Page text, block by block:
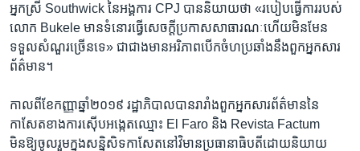
អ្នក​ស្រី Southwick នៃ​អង្គការ​ CPJ ​បាននិយាយ​ថា «របៀប​ធ្វើការ​របស់​
លោក Bukele ​មាន​ទំនោរ​ធ្វើ​សេ​ចក្តី​ប្រកាស​សាធារណៈ​ហើយ​មិនមែន​
ទទួល​សំណួរ​ច្រើនទេ»​ ជា​ជាង​មាន​អរិភាព​បើក​ចំហ​ប្រឆាំង​នឹង​ពួក​អ្នក​សារ
ព័ត៌មាន។​
កាល​ពី​ខែ​កញ្ញា​ឆ្នាំ២០១៩​ រដ្ឋាភិបាល​បាន​រារាំងពួក​អ្នក​សារព័ត៌មាន​នៃ​
កាសែត​ខាង​ការ​ស៊ើបអង្កេត​ឈ្មោះ El Faro និង​ Revista Factum
មិនឱ្យ​ចូល​រួម​ក្នុង​សន្និសិទ​កាសែត​នៅ​វិមាន​ប្រធានាធិបតី​ដោយ​និយាយ​